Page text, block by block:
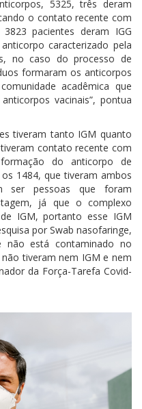
5325, três deram
o contato recente com
pacientes deram IGG
caracterizado pela
no caso do processo de
formaram os anticorpos
acadêmica que
vacinais”, pontua
tiveram tanto IGM quanto
contato recente com
do anticorpo de
1484, que tiveram ambos
ser pessoas que foram
já que o complexo
IGM, portanto esse IGM
por Swab nasofaringe,
está contaminado no
tiveram nem IGM e nem
da Força-Tarefa Covid-